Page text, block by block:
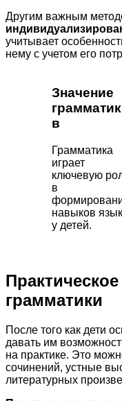
Другим важным
учитывает
нему с учетом его
Значение
в
Грамматика
играет
ключевую
в
навыков
у детей.
грамматики
После того как дети
давать им
на практике. Это
сочинений, устные
литературных